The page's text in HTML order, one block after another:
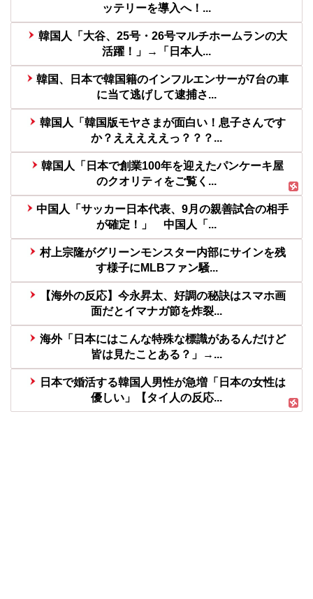
ッテリーを導入へ！...
韓国人「大谷、25号・26号マルチホームランの大
活躍！」→「日本人...
韓国、日本で韓国籍のインフルエンサーが7台の車
に当て逃げして逮捕さ...
韓国人「韓国版モヤさまが面白い！息子さんです
か？えええええっ？？？...
韓国人「日本で創業100年を迎えたパンケーキ屋
のクオリティをご覧く...
中国人「サッカー日本代表、9月の親善試合の相手
が確定！」 中国人「...
村上宗隆がグリーンモンスター内部にサインを残
す様子にMLBファン騒...
【海外の反応】今永昇太、好調の秘訣はスマホ画
面だとイマナガ節を炸裂...
海外「日本にはこんな特殊な標識があるんだけど
皆は見たことある？」→...
日本で婚活する韓国人男性が急増「日本の女性は
優しい」【タイ人の反応...